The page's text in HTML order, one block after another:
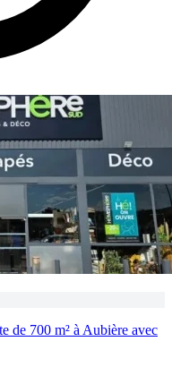
de 700 m² à Aubière avec